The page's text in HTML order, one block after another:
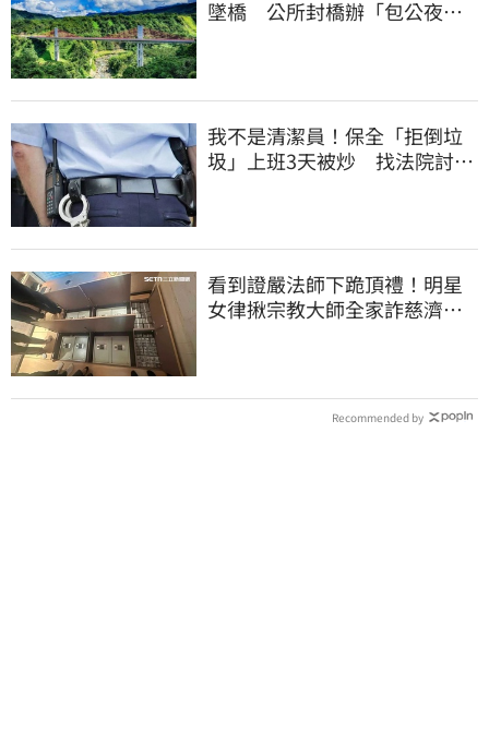
墜橋 公所封橋辦「包公夜
我不是清潔員！保全「拒倒垃
圾」上班3天被炒 找法院討公
看到證嚴法師下跪頂禮！明星
女律揪宗教大師全家詐慈濟…
Recommended by